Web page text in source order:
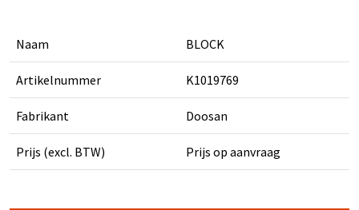
Naam BLOCK
Artikelnummer K1019769
Fabrikant Doosan
Prijs (excl. BTW) Prijs op aanvraag